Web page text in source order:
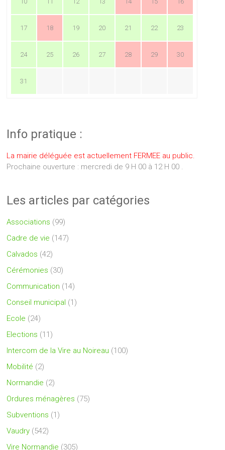
17 18 19 20 21 22 23
24 25 26 27 28 29 30
31
Info pratique :
La mairie déléguée est actuellement FERMEE au public.
Prochaine ouverture : mercredi de 9 H 00 à 12 H 00 .
Les articles par catégories
Associations (99)
Cadre de vie (147)
Calvados (42)
Cérémonies (30)
Communication (14)
Conseil municipal (1)
Ecole (24)
Elections (11)
Intercom de la Vire au Noireau (100)
Mobilité (2)
Normandie (2)
Ordures ménagères (75)
Subventions (1)
Vaudry (542)
Vire Normandie (305)